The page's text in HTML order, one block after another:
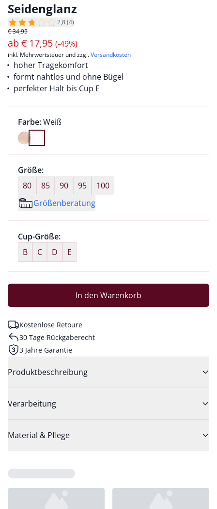
Seidenglanz
2,8 (4)
€ 34,95
ab€ 17,95 (-49%)
inkl. Mehrwertsteuer und zzgl.Versandkosten
hoher Tragekomfort
formt nahtlos und ohne Bügel
perfekter Halt bis Cup E
Farbauswahl:
Farbe:aktuell ausgewählt:
Weiß
Farbe Weiß ausgewählt
Größenauswahl:
Größe:nichts ausgewählt
80
85 90 95
100
Größenberatung
Größenauswahl:
Cup-Größe:nichts ausgewählt
B
C D E
In den Warenkorb
Kostenlose Retoure
30 Tage Rückgaberecht
3 Jahre Garantie
Produktbeschreibung
Verarbeitung
Material & Pflege